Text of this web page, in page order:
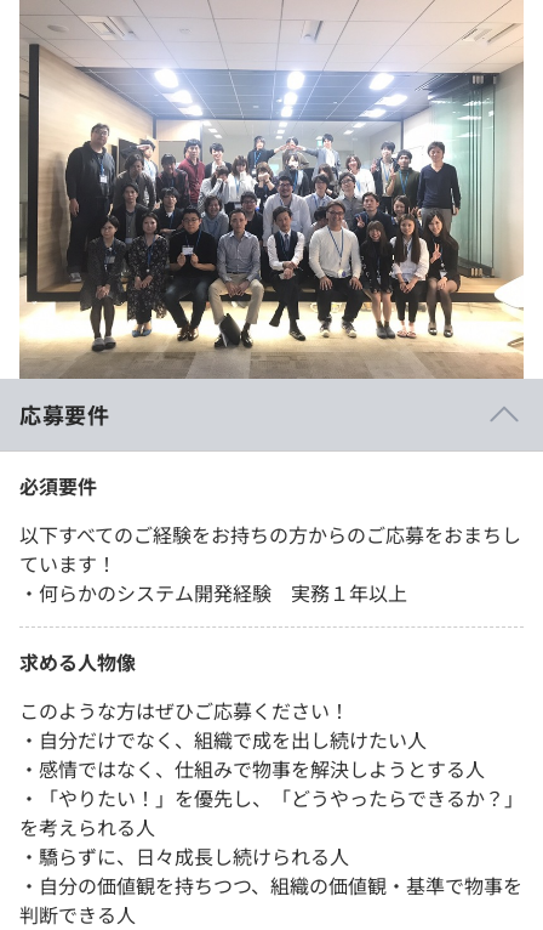
応募要件
必須要件
以下すべてのご経験をお持ちの方からのご応募をおまちし
ています！
・何らかのシステム開発経験 実務１年以上
求める人物像
このような方はぜひご応募ください！
・自分だけでなく、組織で成を出し続けたい人
・感情ではなく、仕組みで物事を解決しようとする人
・「やりたい！」を優先し、「どうやったらできるか？」
を考えられる人
・驕らずに、日々成長し続けられる人
・自分の価値観を持ちつつ、組織の価値観・基準で物事を
判断できる人